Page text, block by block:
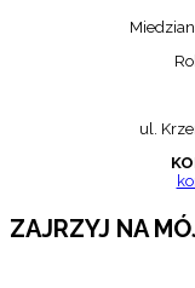
ul.
ZAJRZYJ NA